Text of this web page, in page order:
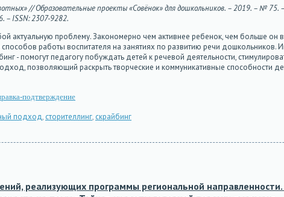
// Образовательные проекты «Совёнок» для дошкольников. – 2019. – № 75. –
– ISSN: 2307-9282.
актуальную проблему. Закономерно чем активнее ребенок, чем больше он
работы воспитателя на занятиях по развитию речи дошкольников.
- помогут педагогу побуждать детей к речевой деятельности,
позволяющий раскрыть творческие и коммуникативные способности
подтверждение
подход, сторителлинг, скрайбинг
реализующих программы региональной